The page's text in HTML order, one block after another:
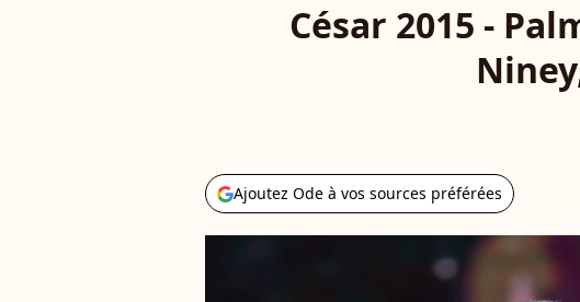
César 2015 -
Ajoutez Ode à vos sources préférées